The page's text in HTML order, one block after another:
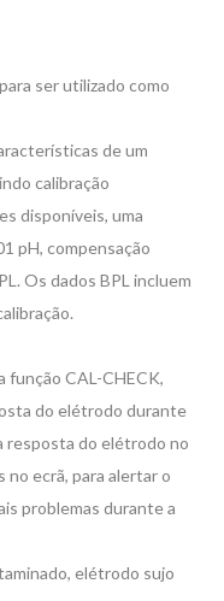
ser utilizado como
de um
calibração
disponíveis, uma
pH, compensação
Os dados BPL incluem
função CAL-CHECK,
do elétrodo durante
resposta do elétrodo no
no ecrã, para alertar o
problemas durante a
elétrodo sujo